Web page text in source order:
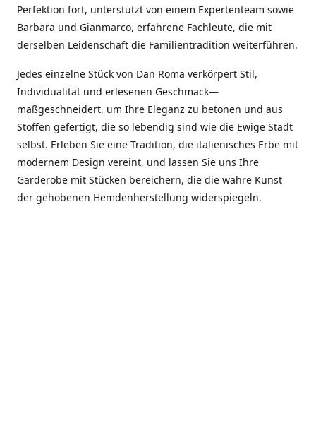
Perfektion fort, unterstützt von einem Expertenteam sowie
Barbara und Gianmarco, erfahrene Fachleute, die mit
derselben Leidenschaft die Familientradition weiterführen.
Jedes einzelne Stück von Dan Roma verkörpert Stil,
Individualität und erlesenen Geschmack—
maßgeschneidert, um Ihre Eleganz zu betonen und aus
Stoffen gefertigt, die so lebendig sind wie die Ewige Stadt
selbst. Erleben Sie eine Tradition, die italienisches Erbe mit
modernem Design vereint, und lassen Sie uns Ihre
Garderobe mit Stücken bereichern, die die wahre Kunst
der gehobenen Hemdenherstellung widerspiegeln.